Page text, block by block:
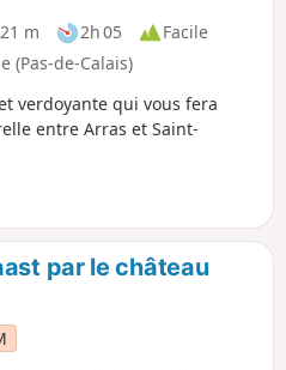
m 2h 05
Facile
(Pas-de-Calais)
verdoyante qui vous fera
entre Arras et Saint-
par le château